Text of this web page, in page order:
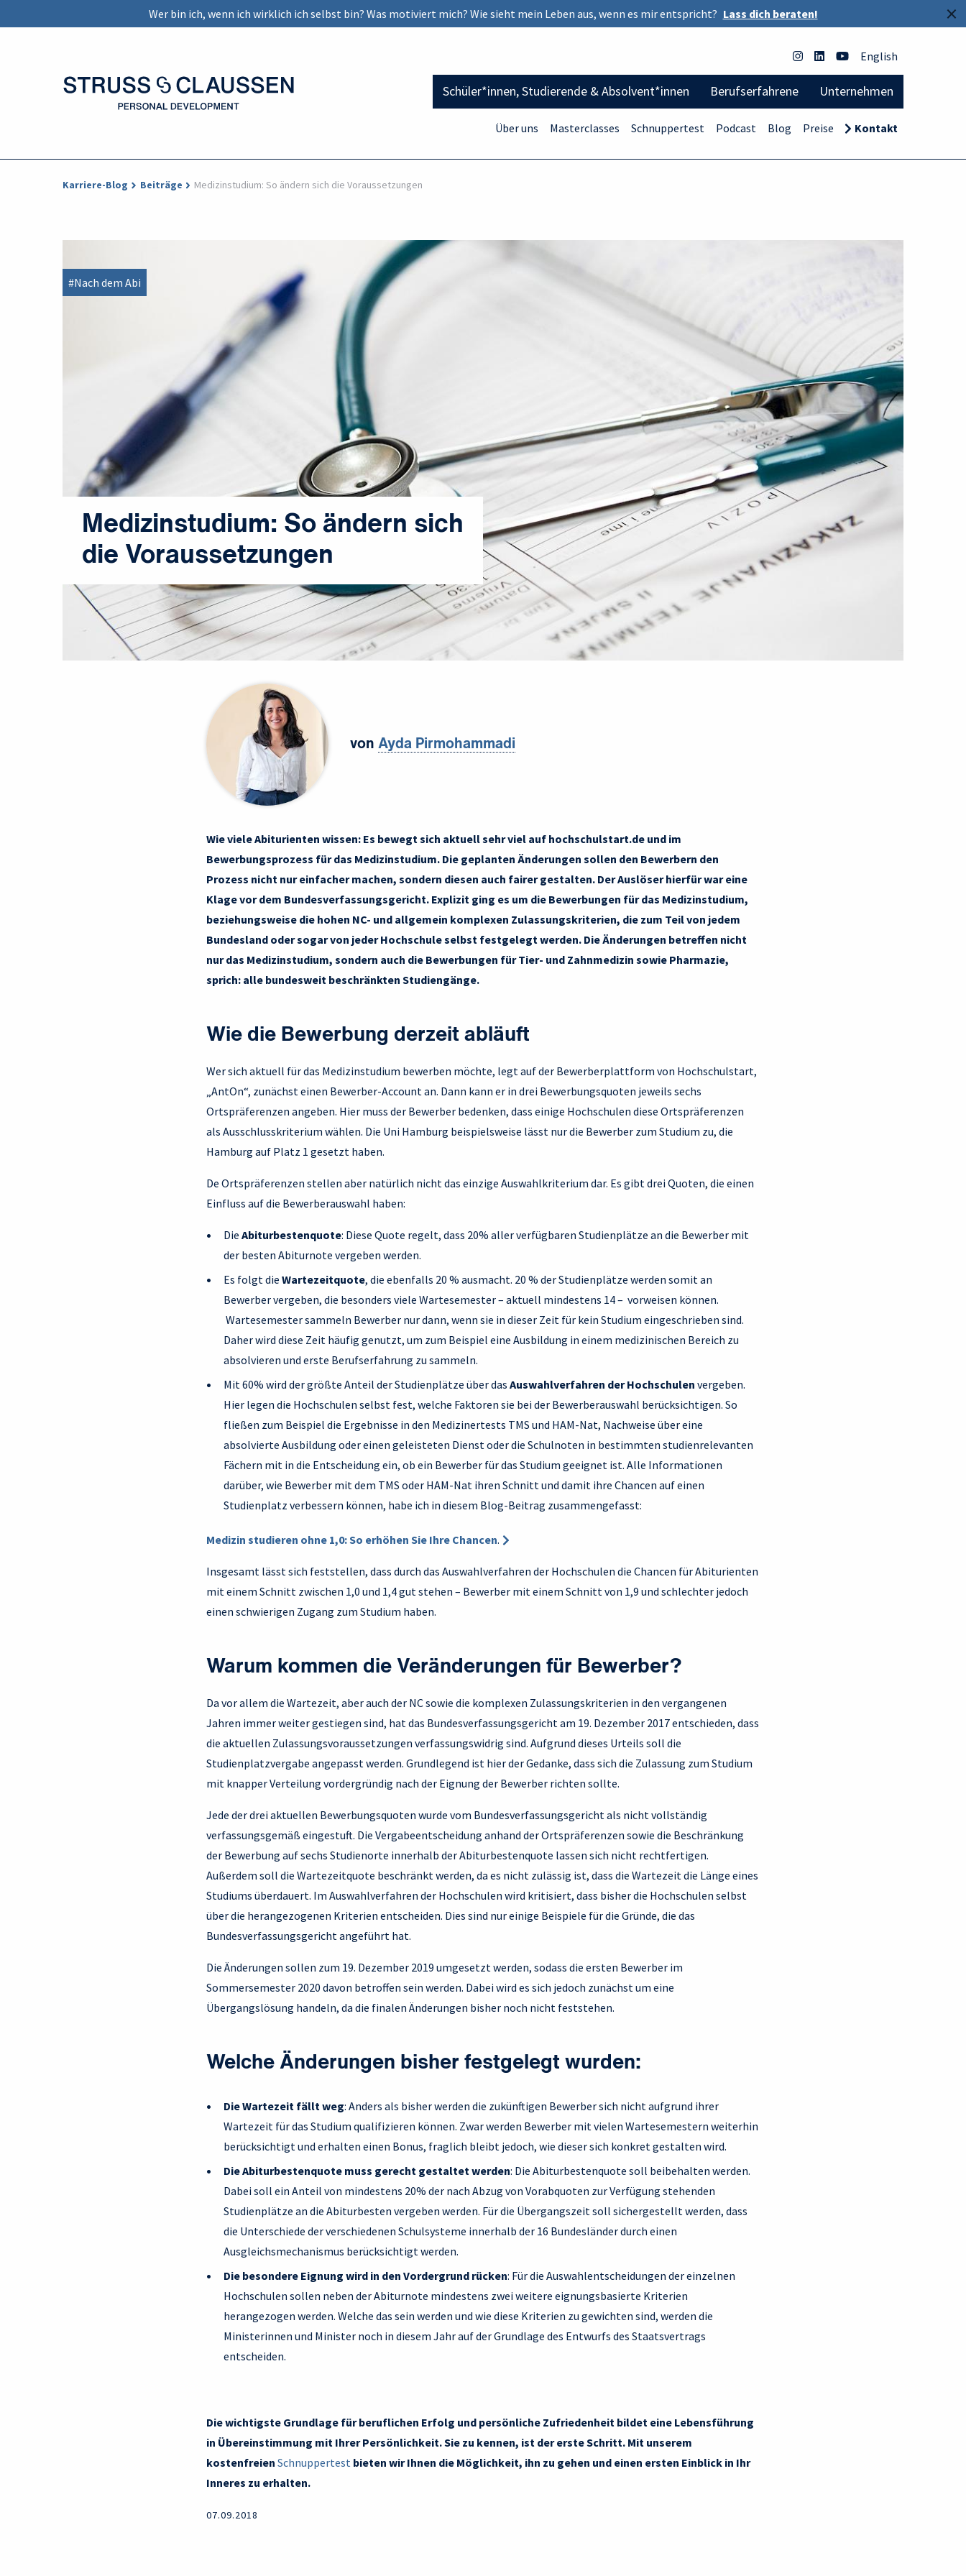
×
Wer bin ich, wenn ich wirklich ich selbst bin? Was motiviert mich? Wie sieht mein Leben aus, wenn es mir entspricht? Lass dich beraten!
English
Schüler*innen, Studierende & Absolvent*innen Berufserfahrene Unternehmen
Über uns Masterclasses Schnuppertest Podcast Blog Preise Kontakt
Karriere-Blog Beiträge Medizinstudium: So ändern sich die Voraussetzungen
#Nach dem Abi
Medizinstudium: So ändern sich
die Voraussetzungen
von Ayda Pirmohammadi
Wie viele Abiturienten wissen: Es bewegt sich aktuell sehr viel auf hochschulstart.de und im
Bewerbungsprozess für das Medizinstudium. Die geplanten Änderungen sollen den Bewerbern den
Prozess nicht nur einfacher machen, sondern diesen auch fairer gestalten. Der Auslöser hierfür war eine
Klage vor dem Bundesverfassungsgericht. Explizit ging es um die Bewerbungen für das Medizinstudium,
beziehungsweise die hohen NC- und allgemein komplexen Zulassungskriterien, die zum Teil von jedem
Bundesland oder sogar von jeder Hochschule selbst festgelegt werden. Die Änderungen betreffen nicht
nur das Medizinstudium, sondern auch die Bewerbungen für Tier- und Zahnmedizin sowie Pharmazie,
sprich: alle bundesweit beschränkten Studiengänge.
Wie die Bewerbung derzeit abläuft
Wer sich aktuell für das Medizinstudium bewerben möchte, legt auf der Bewerberplattform von Hochschulstart,
„AntOn“, zunächst einen Bewerber-Account an. Dann kann er in drei Bewerbungsquoten jeweils sechs
Ortspräferenzen angeben. Hier muss der Bewerber bedenken, dass einige Hochschulen diese Ortspräferenzen
als Ausschlusskriterium wählen. Die Uni Hamburg beispielsweise lässt nur die Bewerber zum Studium zu, die
Hamburg auf Platz 1 gesetzt haben.
De Ortspräferenzen stellen aber natürlich nicht das einzige Auswahlkriterium dar. Es gibt drei Quoten, die einen
Einfluss auf die Bewerberauswahl haben:
Die Abiturbestenquote: Diese Quote regelt, dass 20% aller verfügbaren Studienplätze an die Bewerber mit
der besten Abiturnote vergeben werden.
Es folgt die Wartezeitquote, die ebenfalls 20 % ausmacht. 20 % der Studienplätze werden somit an
Bewerber vergeben, die besonders viele Wartesemester – aktuell mindestens 14 – vorweisen können.
Wartesemester sammeln Bewerber nur dann, wenn sie in dieser Zeit für kein Studium eingeschrieben sind.
Daher wird diese Zeit häufig genutzt, um zum Beispiel eine Ausbildung in einem medizinischen Bereich zu
absolvieren und erste Berufserfahrung zu sammeln.
Mit 60% wird der größte Anteil der Studienplätze über das Auswahlverfahren der Hochschulen vergeben.
Hier legen die Hochschulen selbst fest, welche Faktoren sie bei der Bewerberauswahl berücksichtigen. So
fließen zum Beispiel die Ergebnisse in den Medizinertests TMS und HAM-Nat, Nachweise über eine
absolvierte Ausbildung oder einen geleisteten Dienst oder die Schulnoten in bestimmten studienrelevanten
Fächern mit in die Entscheidung ein, ob ein Bewerber für das Studium geeignet ist. Alle Informationen
darüber, wie Bewerber mit dem TMS oder HAM-Nat ihren Schnitt und damit ihre Chancen auf einen
Studienplatz verbessern können, habe ich in diesem Blog-Beitrag zusammengefasst:
Medizin studieren ohne 1,0: So erhöhen Sie Ihre Chancen.
Insgesamt lässt sich feststellen, dass durch das Auswahlverfahren der Hochschulen die Chancen für Abiturienten
mit einem Schnitt zwischen 1,0 und 1,4 gut stehen – Bewerber mit einem Schnitt von 1,9 und schlechter jedoch
einen schwierigen Zugang zum Studium haben.
Warum kommen die Veränderungen für Bewerber?
Da vor allem die Wartezeit, aber auch der NC sowie die komplexen Zulassungskriterien in den vergangenen
Jahren immer weiter gestiegen sind, hat das Bundesverfassungsgericht am 19. Dezember 2017 entschieden, dass
die aktuellen Zulassungsvoraussetzungen verfassungswidrig sind. Aufgrund dieses Urteils soll die
Studienplatzvergabe angepasst werden. Grundlegend ist hier der Gedanke, dass sich die Zulassung zum Studium
mit knapper Verteilung vordergründig nach der Eignung der Bewerber richten sollte.
Jede der drei aktuellen Bewerbungsquoten wurde vom Bundesverfassungsgericht als nicht vollständig
verfassungsgemäß eingestuft. Die Vergabeentscheidung anhand der Ortspräferenzen sowie die Beschränkung
der Bewerbung auf sechs Studienorte innerhalb der Abiturbestenquote lassen sich nicht rechtfertigen.
Außerdem soll die Wartezeitquote beschränkt werden, da es nicht zulässig ist, dass die Wartezeit die Länge eines
Studiums überdauert. Im Auswahlverfahren der Hochschulen wird kritisiert, dass bisher die Hochschulen selbst
über die herangezogenen Kriterien entscheiden. Dies sind nur einige Beispiele für die Gründe, die das
Bundesverfassungsgericht angeführt hat.
Die Änderungen sollen zum 19. Dezember 2019 umgesetzt werden, sodass die ersten Bewerber im
Sommersemester 2020 davon betroffen sein werden. Dabei wird es sich jedoch zunächst um eine
Übergangslösung handeln, da die finalen Änderungen bisher noch nicht feststehen.
Welche Änderungen bisher festgelegt wurden:
Die Wartezeit fällt weg: Anders als bisher werden die zukünftigen Bewerber sich nicht aufgrund ihrer
Wartezeit für das Studium qualifizieren können. Zwar werden Bewerber mit vielen Wartesemestern weiterhin
berücksichtigt und erhalten einen Bonus, fraglich bleibt jedoch, wie dieser sich konkret gestalten wird.
Die Abiturbestenquote muss gerecht gestaltet werden: Die Abiturbestenquote soll beibehalten werden.
Dabei soll ein Anteil von mindestens 20% der nach Abzug von Vorabquoten zur Verfügung stehenden
Studienplätze an die Abiturbesten vergeben werden. Für die Übergangszeit soll sichergestellt werden, dass
die Unterschiede der verschiedenen Schulsysteme innerhalb der 16 Bundesländer durch einen
Ausgleichsmechanismus berücksichtigt werden.
Die besondere Eignung wird in den Vordergrund rücken: Für die Auswahlentscheidungen der einzelnen
Hochschulen sollen neben der Abiturnote mindestens zwei weitere eignungsbasierte Kriterien
herangezogen werden. Welche das sein werden und wie diese Kriterien zu gewichten sind, werden die
Ministerinnen und Minister noch in diesem Jahr auf der Grundlage des Entwurfs des Staatsvertrags
entscheiden.
Die wichtigste Grundlage für beruflichen Erfolg und persönliche Zufriedenheit bildet eine Lebensführung
in Übereinstimmung mit Ihrer Persönlichkeit. Sie zu kennen, ist der erste Schritt. Mit unserem
kostenfreien Schnuppertest bieten wir Ihnen die Möglichkeit, ihn zu gehen und einen ersten Einblick in Ihr
Inneres zu erhalten.
07.09.2018